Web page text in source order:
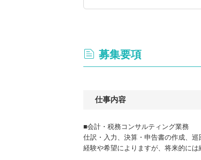
募集要項
仕事内容
■会計・税務コンサルティング業務
仕訳・入力、決算・申告書の作成、
経験や希望によりますが、将来的に